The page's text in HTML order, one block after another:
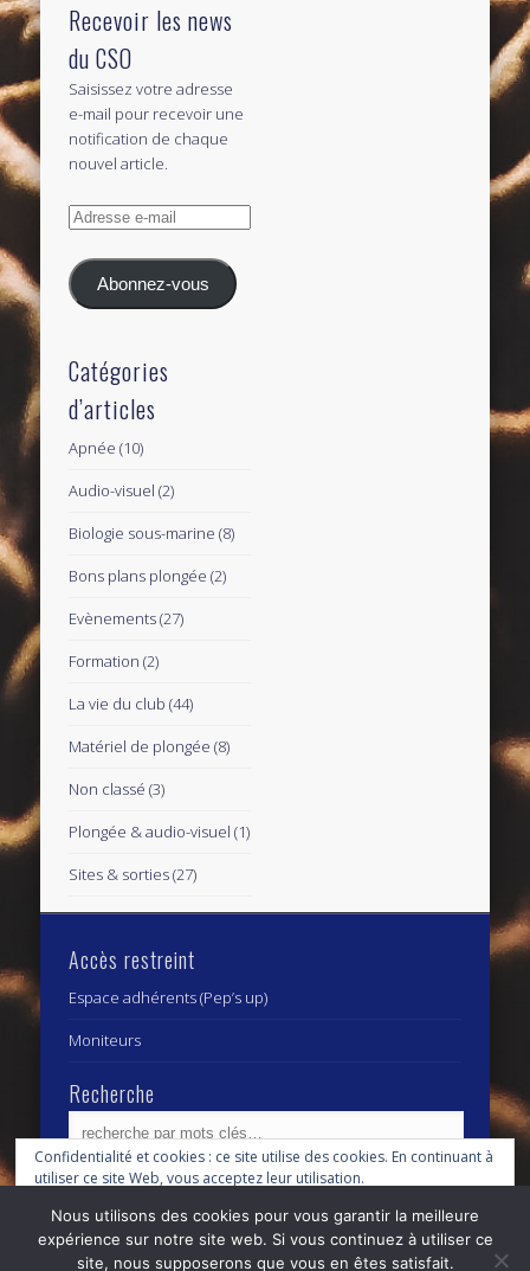
Recevoir les news
du CSO
Saisissez votre adresse
e-mail pour recevoir une
notification de chaque
nouvel article.
Adresse
mail
Abonnez-vous
Catégories
d’articles
Apnée (10)
Audio-visuel (2)
Biologie sous-marine (8)
Bons plans plongée (2)
Evènements(27)
Formation (2)
La vie du club (44)
Matériel de plongée (8)
Non classé (3)
Plongée & audio-visuel (1)
Sites & sorties(27)
Accès restreint
Espace adhérents (Pep’s up)
Moniteurs
Recherche
Archives
Archives
Confidentialité et cookies : ce site utilise des cookies. En continuant à
utiliser ce site Web, vous acceptez leur utilisation.
Pour en savoir plus, notamment sur la façon de contrôler les cookies,
consultez :Politique relative aux cookies
Nous utilisons des cookies pour vous garantir la meilleure
expérience sur notre site web. Si vous continuez à utiliser ce
site, nous supposerons que vous en êtes satisfait.